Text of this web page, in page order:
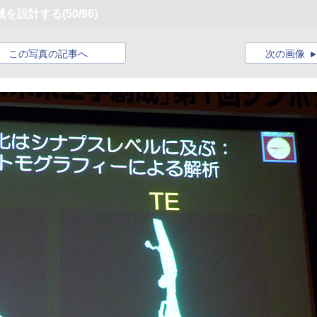
を設計する(50/96)
この写真の記事へ 次の画像